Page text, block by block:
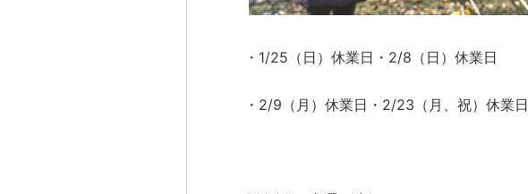
・1/25（日）休業日・2/8（日）休業日
・2/9（月）休業日・2/23（月、祝）休業日